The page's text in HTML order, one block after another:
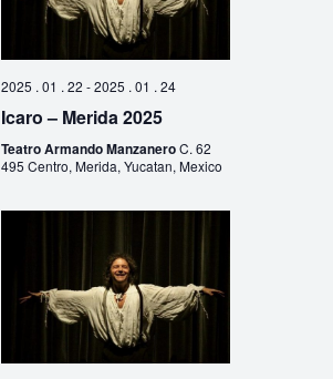
2025 . 01 . 22 -2025 . 01 . 24
Icaro – Merida 2025
Teatro Armando ManzaneroC. 62
495 Centro, Merida, Yucatan, Mexico